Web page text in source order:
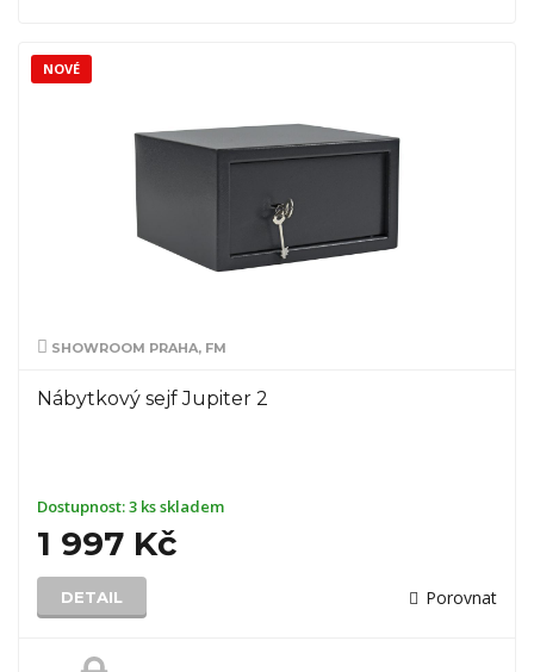
SHOWROOM PRAHA, FM
Nábytkový sejf Jupiter 2
Dostupnost:3 ks skladem
1 997 Kč
DETAIL Porovnat
NOVÉ